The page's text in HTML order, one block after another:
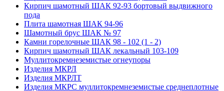
Кирпич шамотный ШАК 92-93 бортовый выдвижного
пода
Плита шамотная ШАК 94-96
Шамотный брус ШАК № 97
Камни горелочные ШАК 98 - 102 (1 - 2)
Кирпич шамотный ШАК лекальный 103-109
Муллито­­кремнеземистые огнеупоры
Изделия МКРЛ
Изделия МКРЛТ
Изделия МКРС муллитокремнеземистые среднеплотные